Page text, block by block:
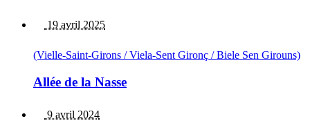
19 avril 2025
(Vielle-Saint-Girons / Viela-Sent Gironç / Biele Sen Girouns)
Allée de la Nasse
9 avril 2024